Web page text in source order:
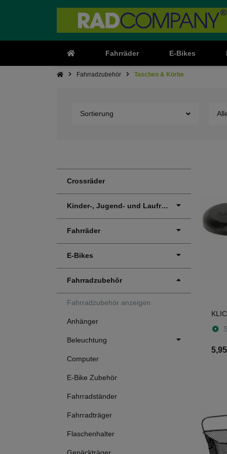
Fahrräder E-Bikes
Fahrradzubehör Taschen & Körbe
Sortierung
Crossräder
Kinder-, Jugend- und Laufräder
Fahrräder
E-Bikes
Fahrradzubehör
Fahrradzubehör anzeigen
Anhänger
Beleuchtung
Computer
E-Bike Zubehör
Fahrradständer
Fahrradträger
Flaschenhalter